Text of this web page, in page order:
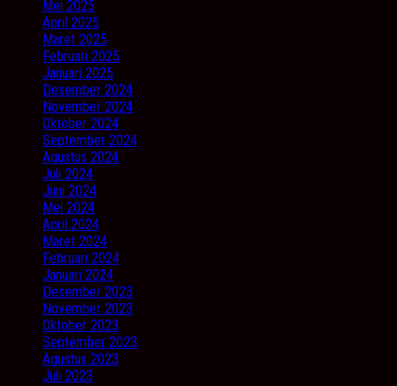
Mei 2025
April 2025
Maret 2025
Februari 2025
Januari 2025
Desember 2024
November 2024
Oktober 2024
September 2024
Agustus 2024
Juli 2024
Juni 2024
Mei 2024
April 2024
Maret 2024
Februari 2024
Januari 2024
Desember 2023
November 2023
Oktober 2023
September 2023
Agustus 2023
Juli 2023